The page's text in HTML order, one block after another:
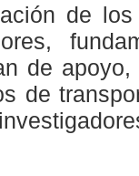
de
de
de